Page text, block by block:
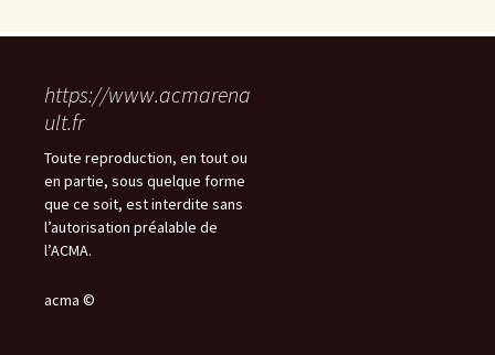
https://www.acmarena
ult.fr
Toute reproduction, en tout ou
en partie, sous quelque forme
que ce soit, est interdite sans
l’autorisation préalable de
l’ACMA.
acma ©